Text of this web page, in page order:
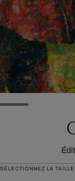
SÉLECTIONNEZ LA